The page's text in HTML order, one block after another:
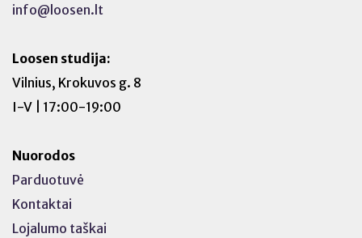
info@loosen.lt
Loosen studija:
Vilnius, Krokuvos g. 8
I-V | 17:00-19:00
Nuorodos
Parduotuvė
Kontaktai
Lojalumo taškai